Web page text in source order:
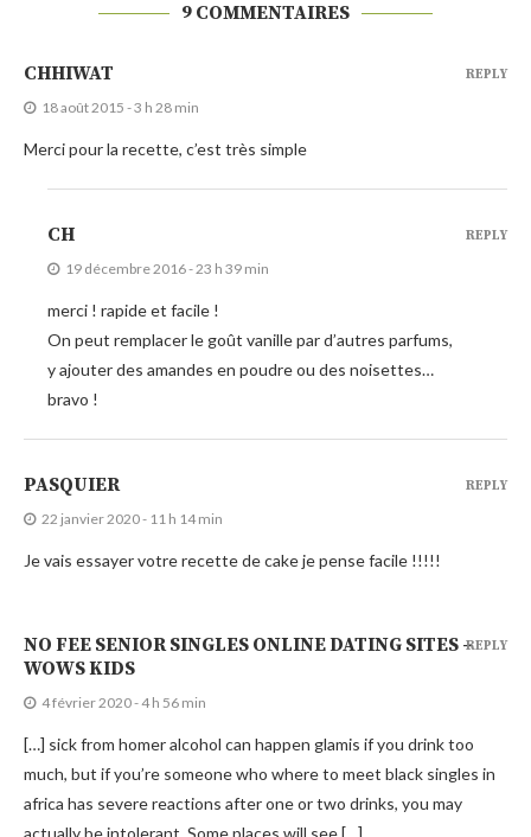
9 COMMENTAIRES
CHHIWAT
18 août 2015 - 3 h 28 min
Merci pour la recette, c’est très simple
REPLY
CH
19 décembre 2016 - 23 h 39 min
merci ! rapide et facile !
On peut remplacer le goût vanille par d’autres parfums,
y ajouter des amandes en poudre ou des noisettes…
bravo !
REPLY
PASQUIER
22 janvier 2020 - 11 h 14 min
Je vais essayer votre recette de cake je pense facile !!!!!
REPLY
NO FEE SENIOR SINGLES ONLINE DATING SITES –
WOWS KIDS
4 février 2020 - 4 h 56 min
[…] sick from homer alcohol can happen glamis if you drink too
much, but if you’re someone who where to meet black singles in
africa has severe reactions after one or two drinks, you may
actually be intolerant. Some places will see […]
REPLY